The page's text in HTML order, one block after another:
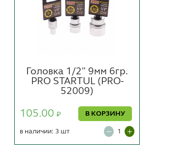
Головка 1/2" 9мм 6гр.
PRO STARTUL (PRO-
52009)
105.00₽ В КОРЗИНУ
в наличии: 3 шт